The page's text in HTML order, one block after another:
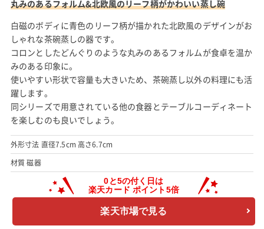
丸みのあるフォルム&北欧風のリーフ柄がかわいい蒸し碗
白磁のボディに青色のリーフ柄が描かれた北欧風のデザインがお
しゃれな茶碗蒸しの器です。
コロンとしたどんぐりのような丸みのあるフォルムが食卓を温か
みのある印象に。
使いやすい形状で容量も大きいため、茶碗蒸し以外の料理にも活
躍します。
同シリーズで用意されている他の食器とテーブルコーディネート
を楽しむのも良いでしょう。
外形寸法 直径7.5cm 高さ6.7cm
材質 磁器
楽天市場で見る